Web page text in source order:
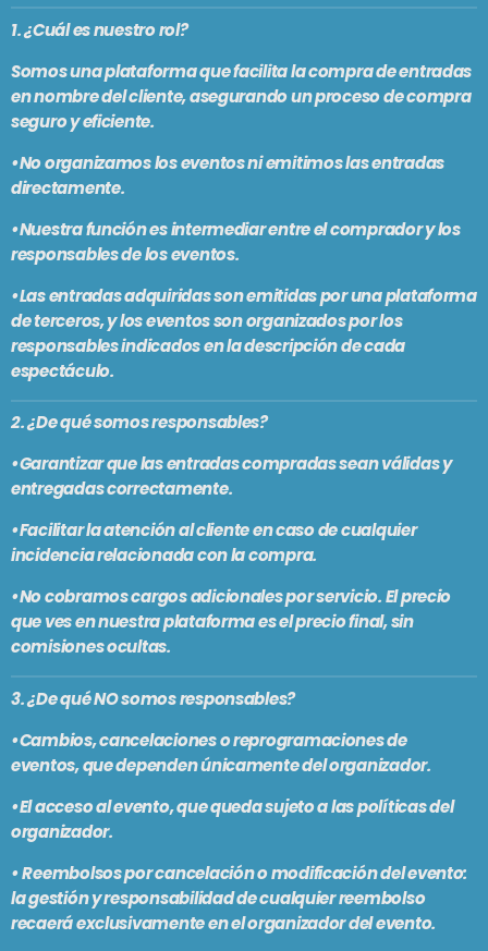
EN VIVO AHORA!
En vivo
MAR REVUELTO
5:00 pm - 7:00 pm
SE VIENE . . .
LA PREVIA DE FMSUR
7:00 pm - 9:00 pm
9:00 pm - 11:00 pm
MÁLAGA COOL NIGHTS
11:00 pm - 12:00 am
1. ¿Cuál es nuestro rol?
Somos una plataforma que facilita la compra de entradas
en nombre del cliente, asegurando un proceso de compra
seguro y eficiente.
•No organizamos los eventos ni emitimos las entradas
directamente.
•Nuestra función es intermediar entre el comprador y los
responsables de los eventos.
•Las entradas adquiridas son emitidas por una plataforma
de terceros, y los eventos son organizados por los
responsables indicados en la descripción de cada
espectáculo.
2. ¿De qué somos responsables?
•Garantizar que las entradas compradas sean válidas y
entregadas correctamente.
•Facilitar la atención al cliente en caso de cualquier
incidencia relacionada con la compra.
•No cobramos cargos adicionales por servicio. El precio
que ves en nuestra plataforma es el precio final, sin
comisiones ocultas.
3. ¿De qué NO somos responsables?
•Cambios, cancelaciones o reprogramaciones de
eventos, que dependen únicamente del organizador.
•El acceso al evento, que queda sujeto a las políticas del
organizador.
• Reembolsos por cancelación o modificación del evento:
la gestión y responsabilidad de cualquier reembolso
recaerá exclusivamente en el organizador del evento.